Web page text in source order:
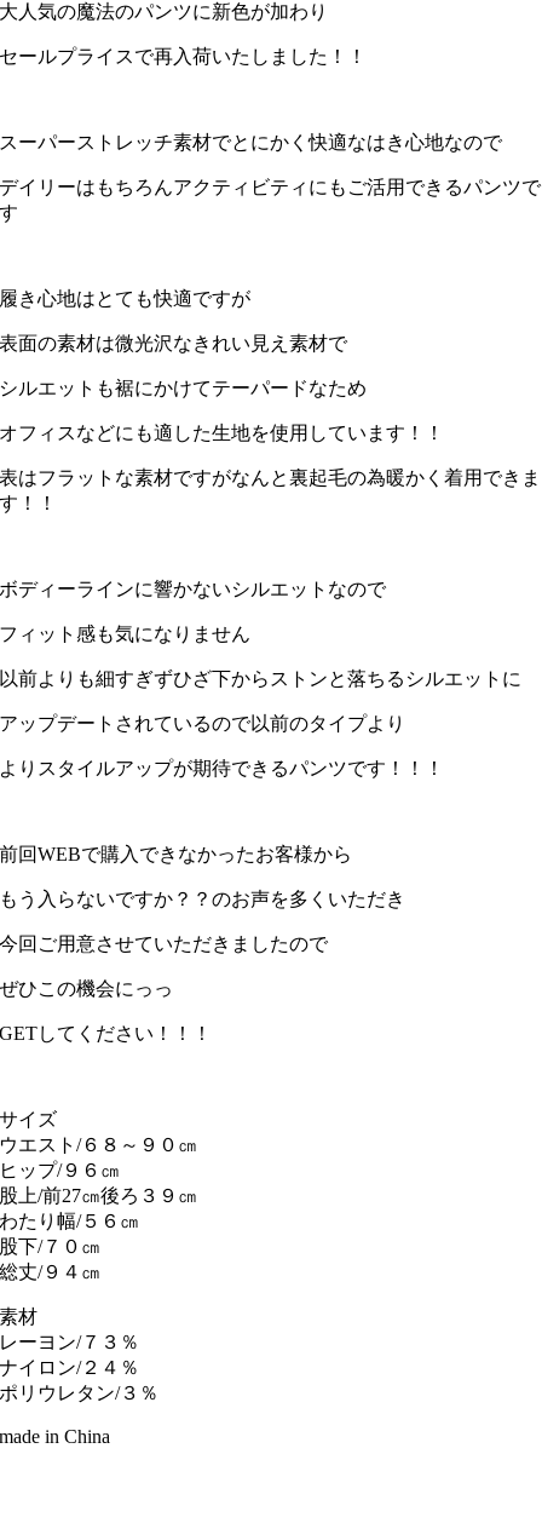
大人気の魔法のパンツに新色が加わり
セールプライスで再入荷いたしました！！
スーパーストレッチ素材でとにかく快適なはき心地なので
デイリーはもちろんアクティビティにもご活用できるパンツで
す
履き心地はとても快適ですが
表面の素材は微光沢なきれい見え素材で
シルエットも裾にかけてテーパードなため
オフィスなどにも適した生地を使用しています！！
表はフラットな素材ですがなんと裏起毛の為暖かく着用できま
す！！
ボディーラインに響かないシルエットなので
フィット感も気になりません
以前よりも細すぎずひざ下からストンと落ちるシルエットに
アップデートされているので以前のタイプより
よりスタイルアップが期待できるパンツです！！！
前回WEBで購入できなかったお客様から
もう入らないですか？？のお声を多くいただき
今回ご用意させていただきましたので
ぜひこの機会にっっ
GETしてください！！！
サイズ
ウエスト/６８～９０㎝
ヒップ/９６㎝
股上/前27㎝後ろ３９㎝
わたり幅/５６㎝
股下/７０㎝
総丈/９４㎝
素材
レーヨン/７３％
ナイロン/２４％
ポリウレタン/３％
made in China